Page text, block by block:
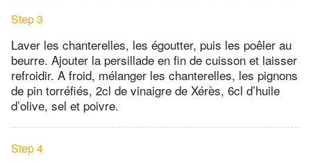
Step 3
Laver les chanterelles, les égoutter, puis les poêler au
beurre. Ajouter la persillade en fin de cuisson et laisser
refroidir. A froid, mélanger les chanterelles, les pignons
de pin torréfiés, 2cl de vinaigre de Xérès, 6cl d’huile
d’olive, sel et poivre.
Step 4